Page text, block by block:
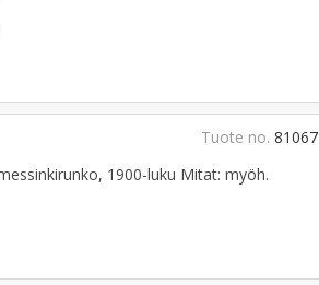
1900-luku Mitat: myöh.
Tuote no.81067